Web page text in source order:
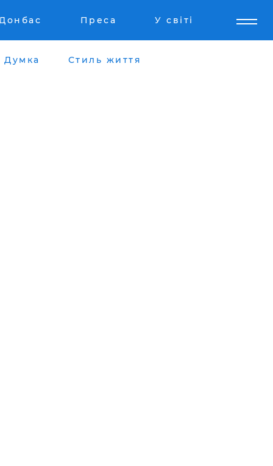
Преса У світі
Думка Стиль життя